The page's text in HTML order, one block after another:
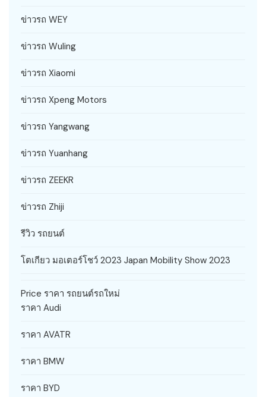
ข่าวรถ WEY
ข่าวรถ Wuling
ข่าวรถ Xiaomi
ข่าวรถ Xpeng Motors
ข่าวรถ Yangwang
ข่าวรถ Yuanhang
ข่าวรถ ZEEKR
ข่าวรถ Zhiji
รีวิว รถยนต์
โตเกียว มอเตอร์โชว์ 2023 Japan Mobility Show 2023
Price ราคา รถยนต์รถใหม่
ราคา Audi
ราคา AVATR
ราคา BMW
ราคา BYD